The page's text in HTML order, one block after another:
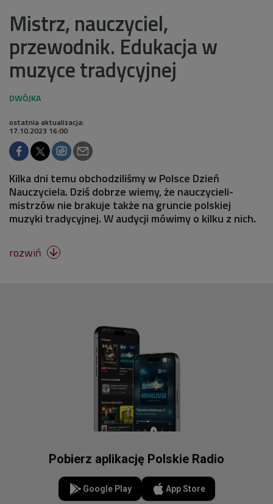
Mistrz, nauczyciel,
przewodnik. Edukacja w
muzyce tradycyjnej
ostatnia aktualizacja:
17.10.2023 16:00
Kilka dni temu obchodziliśmy w Polsce Dzień
Nauczyciela. Dziś dobrze wiemy, że nauczycieli-
mistrzów nie brakuje także na gruncie polskiej
muzyki tradycyjnej. W audycji mówimy o kilku z nich.
rozwiń 
Pobierz aplikację Polskie Radio
Google Play App Store